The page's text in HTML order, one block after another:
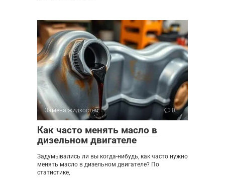
Замена жидкостей 0
Как часто менять масло в
дизельном двигателе
Задумывались ли вы когда-нибудь, как часто нужно
менять масло в дизельном двигателе? По
статистике,